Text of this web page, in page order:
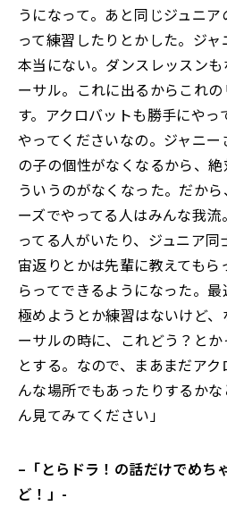
うになって。あと同じジュニ
って練習したりとかした。ジ
本当にない。ダンスレッスン
ーサル。これに出るからこれ
す。アクロバットも勝手にや
やってくださいなの。ジャニ
の子の個性がなくなるから、
ういうのがなくなった。だか
ーズでやってる人はみんな我
ってる人がいたり、ジュニア
宙返りとかは先輩に教えてもら
らってできるようになった。
極めようとか練習はないけど
ーサルの時に、これどう？と
とする。なので、まあまだア
んな場所でもあったりするか
ん見てみてください」
– 「とらドラ！の話だけでめち
ど！」-